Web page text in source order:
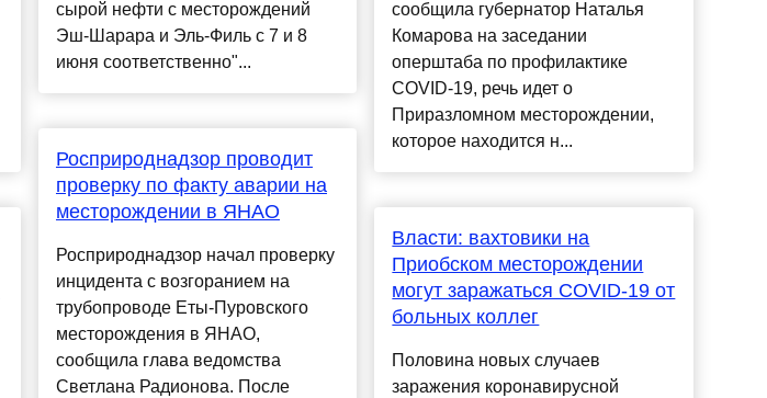
сырой нефти с месторождений
Эш-Шарара и Эль-Филь с 7 и 8
июня соответственно"...
Росприроднадзор проводит
проверку по факту аварии на
месторождении в ЯНАО
Росприроднадзор начал проверку
инцидента с возгоранием на
трубопроводе Еты-Пуровского
месторождения в ЯНАО,
сообщила глава ведомства
Светлана Радионова. После
сообщила губернатор Наталья
Комарова на заседании
оперштаба по профилактике
COVID-19, речь идет о
Приразломном месторождении,
которое находится н...
Власти: вахтовики на
Приобском месторождении
могут заражаться COVID-19 от
больных коллег
Половина новых случаев
заражения коронавирусной